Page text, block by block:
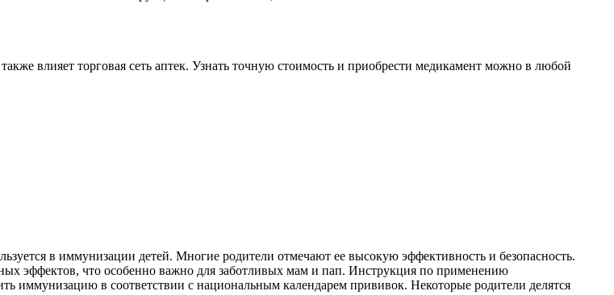
влияет торговая сеть аптек. Узнать точную стоимость и приобрести медикамент можно в любой
в иммунизации детей. Многие родители отмечают ее высокую эффективность и безопасность.
эффектов, что особенно важно для заботливых мам и пап. Инструкция по применению
иммунизацию в соответствии с национальным календарем прививок. Некоторые родители делятся